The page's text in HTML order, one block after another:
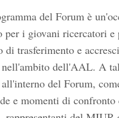
del Forum è
per i giovani ricercatori e
di trasferimento e
nell'ambito dell'AAL. A
del Forum,
e momenti di